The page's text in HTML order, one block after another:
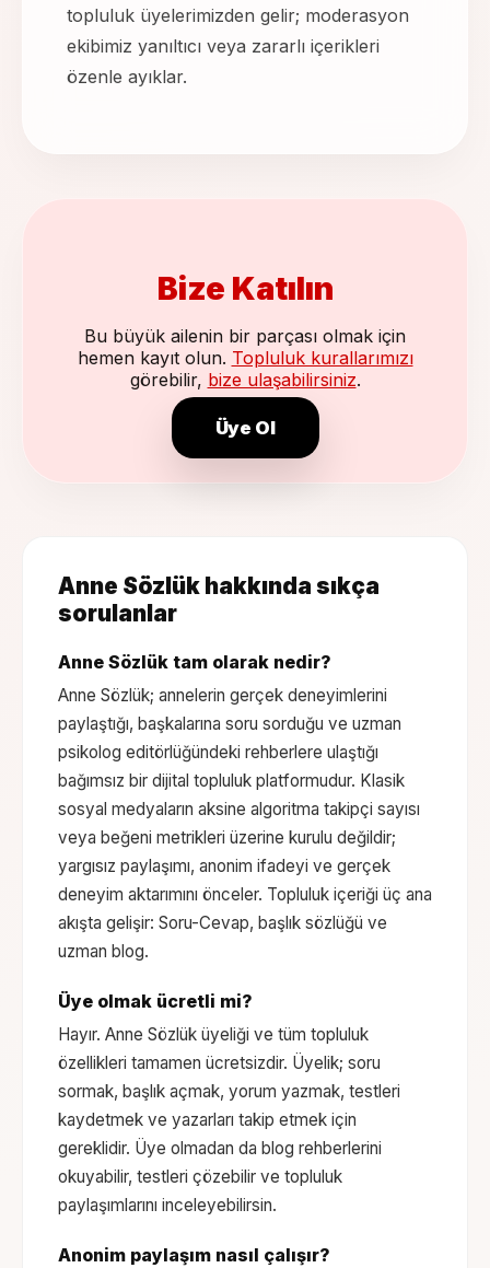
topluluk üyelerimizden gelir; moderasyon
ekibimiz yanıltıcı veya zararlı içerikleri
özenle ayıklar.
Bize Katılın
Bu büyük ailenin bir parçası olmak için
hemen kayıt olun. Topluluk kurallarımızı
görebilir, bize ulaşabilirsiniz.
Üye Ol
Anne Sözlük hakkında sıkça
sorulanlar
Anne Sözlük tam olarak nedir?
Anne Sözlük; annelerin gerçek deneyimlerini
paylaştığı, başkalarına soru sorduğu ve uzman
psikolog editörlüğündeki rehberlere ulaştığı
bağımsız bir dijital topluluk platformudur. Klasik
sosyal medyaların aksine algoritma takipçi sayısı
veya beğeni metrikleri üzerine kurulu değildir;
yargısız paylaşımı, anonim ifadeyi ve gerçek
deneyim aktarımını önceler. Topluluk içeriği üç ana
akışta gelişir: Soru-Cevap, başlık sözlüğü ve
uzman blog.
Üye olmak ücretli mi?
Hayır. Anne Sözlük üyeliği ve tüm topluluk
özellikleri tamamen ücretsizdir. Üyelik; soru
sormak, başlık açmak, yorum yazmak, testleri
kaydetmek ve yazarları takip etmek için
gereklidir. Üye olmadan da blog rehberlerini
okuyabilir, testleri çözebilir ve topluluk
paylaşımlarını inceleyebilirsin.
Anonim paylaşım nasıl çalışır?